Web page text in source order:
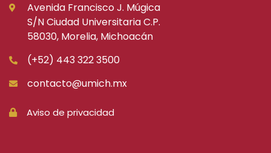
Avenida Francisco J. Múgica
S/N Ciudad Universitaria C.P.
58030, Morelia, Michoacán
(+52) 443 322 3500
contacto@umich.mx
Aviso de privacidad